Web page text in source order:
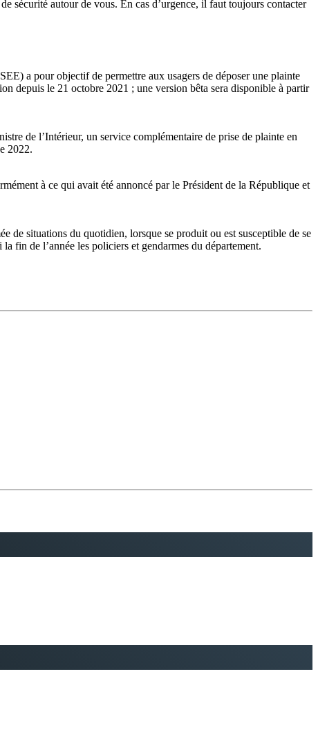
sécurité autour de vous. En cas d’urgence, il faut toujours contacter
a pour objectif de permettre aux usagers de déposer une plainte
depuis le 21 octobre 2021 ; une version bêta sera disponible à partir
de l’Intérieur, un service complémentaire de prise de plainte en
2022.
à ce qui avait été annoncé par le Président de la République et
de situations du quotidien, lorsque se produit ou est susceptible de se
fin de l’année les policiers et gendarmes du département.